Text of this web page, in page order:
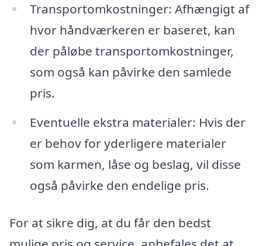
Transportomkostninger: Afhængigt af
hvor håndværkeren er baseret, kan
der påløbe transportomkostninger,
som også kan påvirke den samlede
pris.
Eventuelle ekstra materialer: Hvis der
er behov for yderligere materialer
som karmen, låse og beslag, vil disse
også påvirke den endelige pris.
For at sikre dig, at du får den bedst